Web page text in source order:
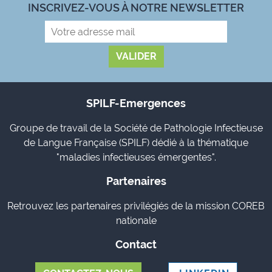
INSCRIVEZ-VOUS À NOTRE NEWSLETTER
SPILF-Emergences
Groupe de travail de la Société de Pathologie Infectieuse
de Langue Française (SPILF) dédié à la thématique
"maladies infectieuses émergentes".
Partenaires
Retrouvez les partenaires privilégiés de la mission COREB
nationale
Contact